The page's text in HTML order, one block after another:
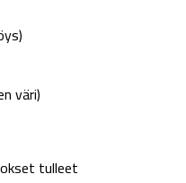
väri)
tulleet